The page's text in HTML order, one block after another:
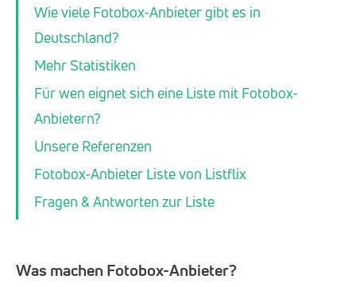
Wie viele Fotobox-Anbieter gibt es in
Deutschland?
Mehr Statistiken
Für wen eignet sich eine Liste mit Fotobox-
Anbietern?
Unsere Referenzen
Fotobox-Anbieter Liste von Listflix
Fragen & Antworten zur Liste
Was machen Fotobox-Anbieter?